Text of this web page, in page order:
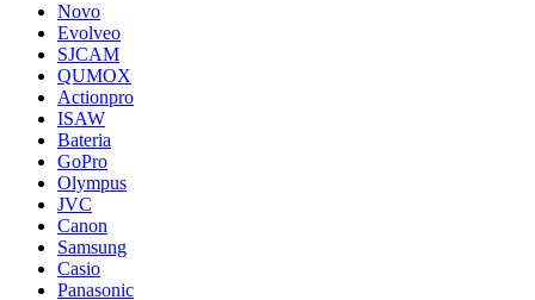
Novo
Evolveo
SJCAM
QUMOX
Actionpro
ISAW
Bateria
GoPro
Olympus
JVC
Canon
Samsung
Casio
Panasonic